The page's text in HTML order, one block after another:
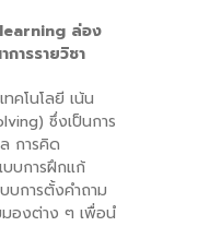
ล่อง
ารรายวิชา
ทคโนโลยี เน้น
ซึ่งเป็นการ
การคิด
บบการฝึกแก้
บการตั้งคําถาม
มองต่าง ๆ เพื่อนํ